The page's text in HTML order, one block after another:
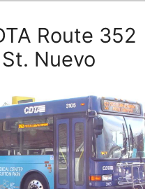
Route 352
Nuevo